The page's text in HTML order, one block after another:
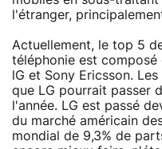
l'étranger,
Actuellement, le top 5
téléphonie est composé
lG et Sony Ericsson.
que LG pourrait passer
l'année. LG est passé
du marché américain
mondial de 9,3% de